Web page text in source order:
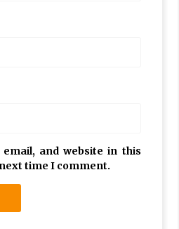
email, and website in this
time I comment.